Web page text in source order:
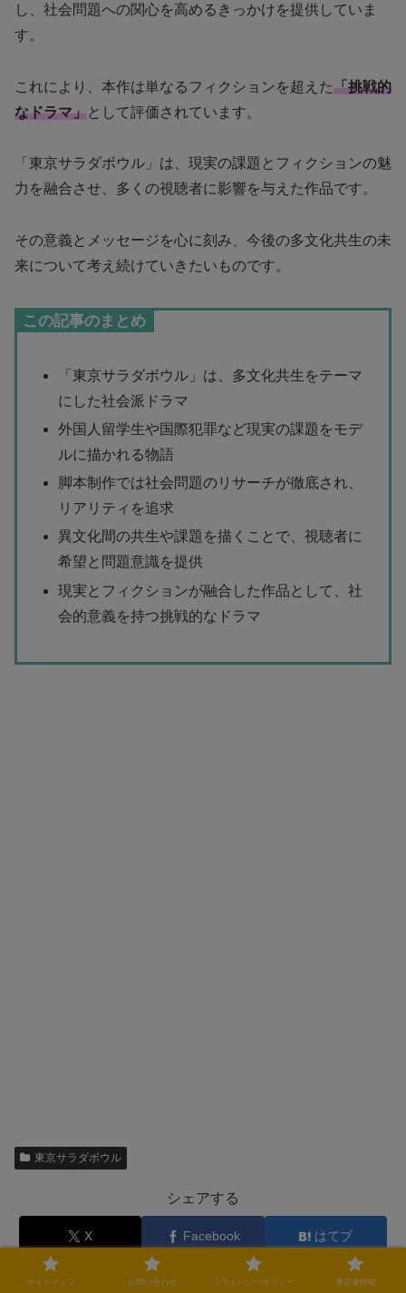
し、社会問題への関心を高めるきっかけを提供していま
す。
これにより、本作は単なるフィクションを超えた「挑戦的
なドラマ」として評価されています。
「東京サラダボウル」は、現実の課題とフィクションの魅
力を融合させ、多くの視聴者に影響を与えた作品です。
その意義とメッセージを心に刻み、今後の多文化共生の未
来について考え続けていきたいものです。
この記事のまとめ
「東京サラダボウル」は、多文化共生をテーマ
にした社会派ドラマ
外国人留学生や国際犯罪など現実の課題をモデ
ルに描かれる物語
脚本制作では社会問題のリサーチが徹底され、
リアリティを追求
異文化間の共生や課題を描くことで、視聴者に
希望と問題意識を提供
現実とフィクションが融合した作品として、社
会的意義を持つ挑戦的なドラマ
東京サラダボウル
シェアする
X Facebook はてブ
Pocket LINE コピー
サイトマップ お問い合わせ プライバシーポリシー 運営者情報